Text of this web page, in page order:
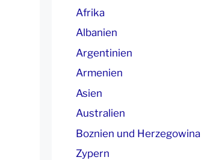
Afrika
Albanien
Argentinien
Armenien
Asien
Australien
Boznien und Herzegowina
Zypern